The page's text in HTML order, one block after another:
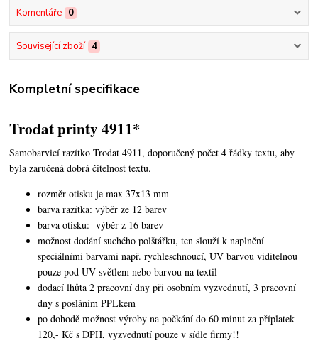
Komentáře 0
Související zboží 4
Kompletní specifikace
Trodat printy 4911*
Samobarvicí razítko Trodat 4911, doporučený počet 4 řádky textu,aby
byla zaručená dobrá čitelnost textu.
rozměr otisku je max 37x13 mm
barva razítka: výběr ze 12 barev
barva otisku: výběr z 16 barev
možnost dodání suchého polštářku, ten slouží k naplnění
speciálními barvami např. rychleschnoucí, UV barvou viditelnou
pouze pod UV světlem nebo barvou na textil
dodací lhůta 2 pracovní dny při osobním vyzvednutí, 3 pracovní
dny s posláním PPLkem
po dohodě možnost výroby na počkání do 60 minut za příplatek
120,- Kč s DPH, vyzvednutí pouze v sídle firmy!!